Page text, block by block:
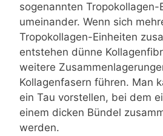
sogenannten Tropokollagen-
umeinander. Wenn sich
Tropokollagen-Einheiten
entstehen dünne
weitere
Kollagenfasern führen. Man
ein Tau vorstellen, bei dem
einem dicken Bündel
werden.